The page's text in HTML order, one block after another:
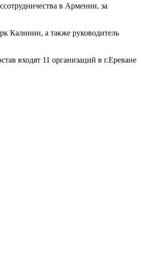
в Армении, за
Калинин, а также руководитель
входят 11 организаций в г.Ереване